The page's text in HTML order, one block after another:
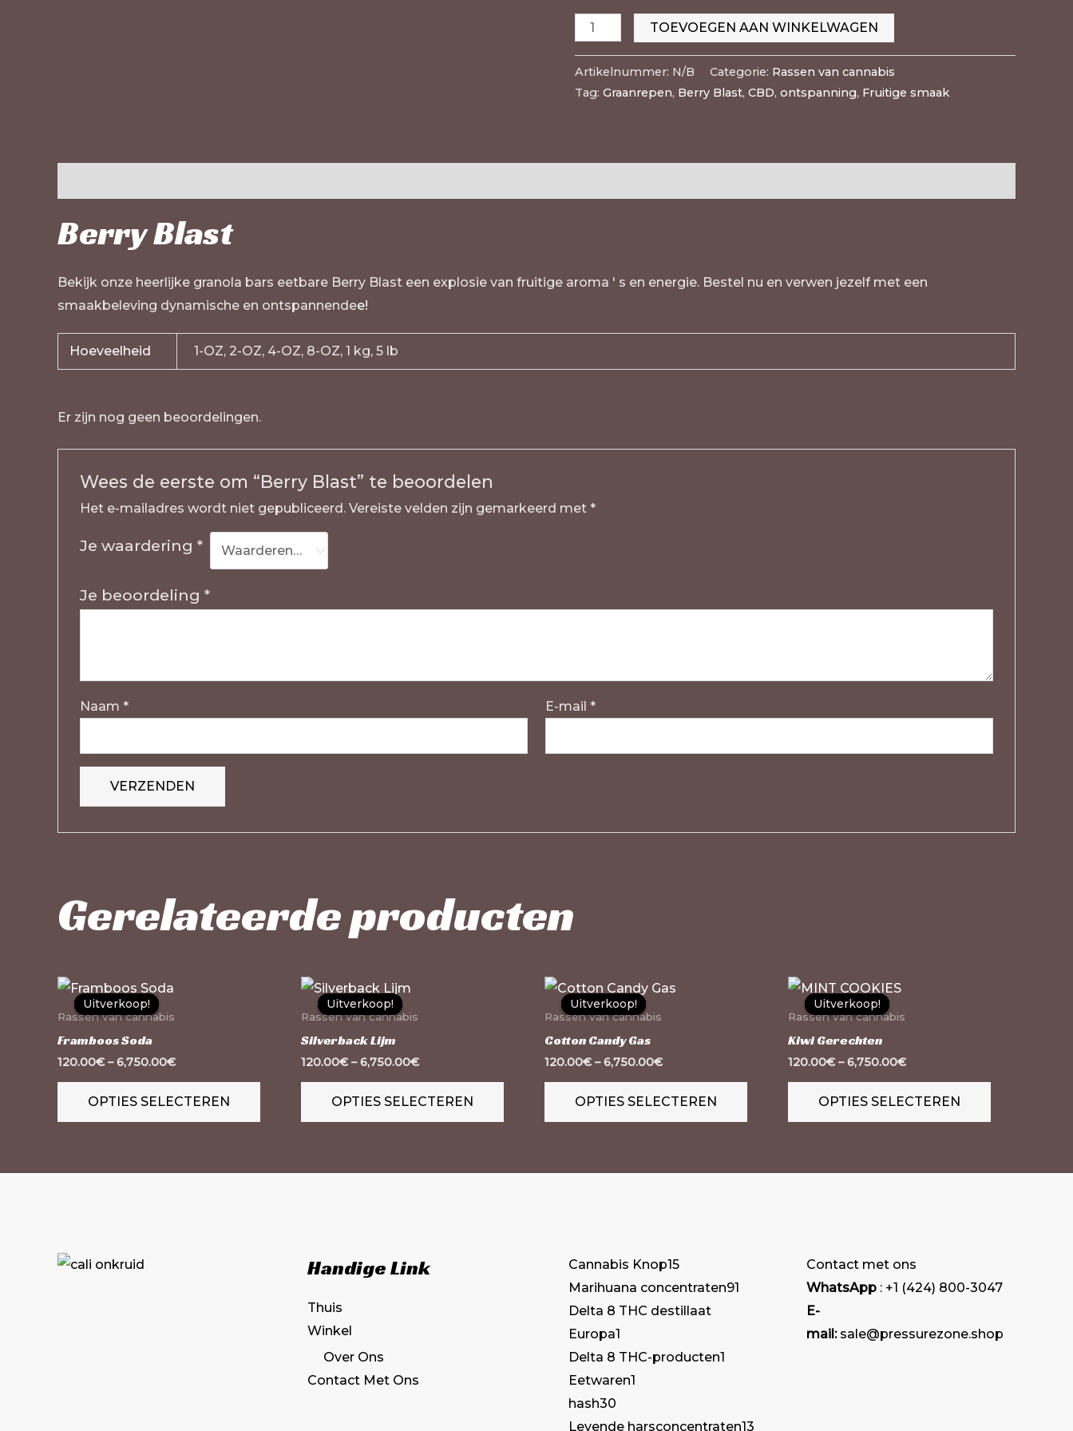
TOEVOEGEN AAN WINKELWAGEN
Artikelnummer: N/B Categorie: Rassen van cannabis
Tag: Graanrepen, Berry Blast, CBD, ontspanning, Fruitige smaak
Berry Blast
Bekijk onze heerlijke granola bars eetbare Berry Blast een explosie van fruitige aroma ' s en energie. Bestel nu en verwen jezelf met een
smaakbeleving dynamische en ontspannendee!
Hoeveelheid 1-OZ, 2-OZ, 4-OZ, 8-OZ, 1 kg, 5 lb
Er zijn nog geen beoordelingen.
Wees de eerste om “Berry Blast” te beoordelen
Het e-mailadres wordt niet gepubliceerd. Vereiste velden zijn gemarkeerd met *
Je waardering *
Je beoordeling *
Naam * E-mail*
Gerelateerde producten
Uitverkoop!
Uitverkoop!
Rassen van cannabis
Framboos Soda
120.00€–6,750.00€
OPTIES SELECTEREN
product
meerdere
variaties.
optie
gekozen
productpagina
Uitverkoop!
Uitverkoop!
Rassen van cannabis
Silverback Lijm
120.00€–6,750.00€
OPTIES SELECTEREN
product
meerdere
variaties.
optie
gekozen
productpagina
Uitverkoop!
Uitverkoop!
Rassen van cannabis
Cotton Candy Gas
120.00€–6,750.00€
OPTIES SELECTEREN
product
meerdere
variaties.
optie
gekozen
productpagina
Uitverkoop!
Uitverkoop!
Rassen van cannabis
Kiwi Gerechten
120.00€–6,750.00€
OPTIES SELECTEREN
variaties.
optie
gekozen
Handige Link
Thuis
Winkel
Over Ons
Contact Met Ons
Cannabis Knop15
Marihuana concentraten91
Delta 8 THC destillaat
Europa1
Delta 8 THC-producten1
Eetwaren1
hash30
Levende harsconcentraten13
Contact met ons
WhatsApp : +1 (424) 800-3047
E-
mail:sale@pressurezone.shop